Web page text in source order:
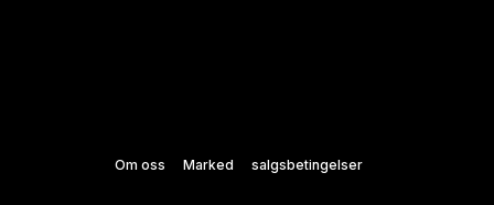
Om oss Marked salgsbetingelser